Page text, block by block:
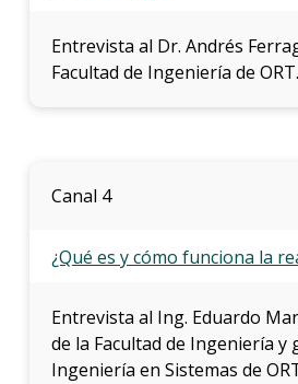
Entrevista al Dr. Andrés
Facultad de Ingeniería de ORT.
Canal 4
¿Qué es y cómo funciona la
Entrevista al Ing. Eduardo
de la Facultad de Ingeniería y
Ingeniería en Sistemas de